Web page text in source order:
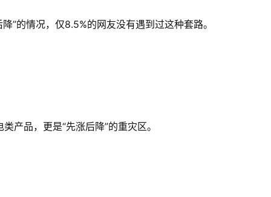
”的情况，仅8.5%的网友没有遇到过这种套路。
产品，更是“先涨后降”的重灾区。